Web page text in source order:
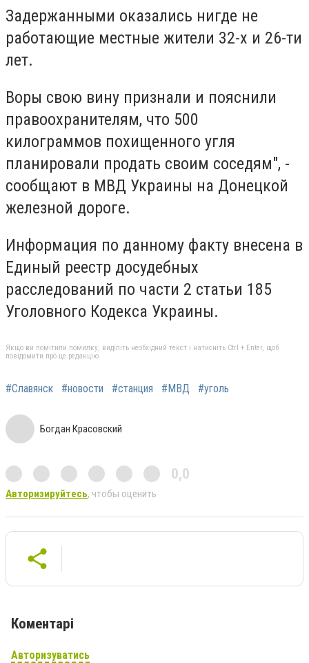
Задержанными оказались нигде не
работающие местные жители 32-х и 26-ти
лет.
Воры свою вину признали и пояснили
правоохранителям, что 500
килограммов похищенного угля
планировали продать своим соседям", -
сообщают в МВД Украины на Донецкой
железной дороге.
Информация по данному факту внесена в
Единый реестр досудебных
расследований по части 2 статьи 185
Уголовного Кодекса Украины.
Якщо ви помітили помилку, виділіть необхідний текст і натисніть Ctrl + Enter, щоб
повідомити про це редакцію
#Славянск #новости #станция #МВД #уголь
Богдан Красовский
0,0
Авторизируйтесь, чтобы оценить
Коментарі
Авторизуватись